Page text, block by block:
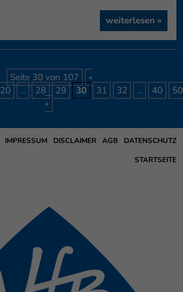
weiterlesen »
Seite 30 von 107
«
20 ... 28 29 30 31 32 ... 40
50
»
DATENSCHUTZ
AGB
DISCLAIMER
IMPRESSUM
STARTSEITE